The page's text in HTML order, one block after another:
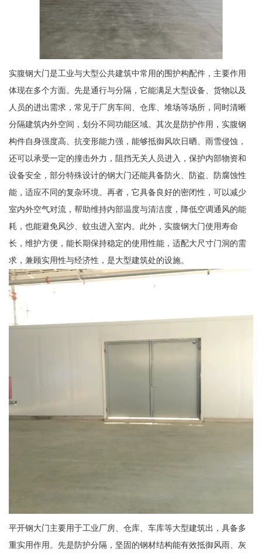
实腹钢大门是工业与大型公共建筑中常用的围护构配件，主要作用
体现在多个方面。先是通行与分隔，它能满足大型设备、货物以及
人员的进出需求，常见于厂房车间、仓库、堆场等场所，同时清晰
分隔建筑内外空间，划分不同功能区域。其次是防护作用，实腹钢
构件自身强度高、抗变形能力强，能够抵御风吹日晒、雨雪侵蚀，
还可以承受一定的撞击外力，阻挡无关人员进入，保护内部物资和
设备安全，部分特殊设计的钢大门还能具备防火、防盗、防腐蚀性
能，适应不同的复杂环境。再者，它具备良好的密闭性，可以减少
室内外空气对流，帮助维持内部温度与清洁度，降低空调通风的能
耗，也能避免风沙、蚊虫进入室内。此外，实腹钢大门使用寿命
长，维护方便，能长期保持稳定的使用性能，适配大尺寸门洞的需
求，兼顾实用性与经济性，是大型建筑处的设施。
平开钢大门主要用于工业厂房、仓库、车库等大型建筑出，具备多
重实用作用。先是防护分隔，坚固的钢材结构能有效抵御风雨、灰